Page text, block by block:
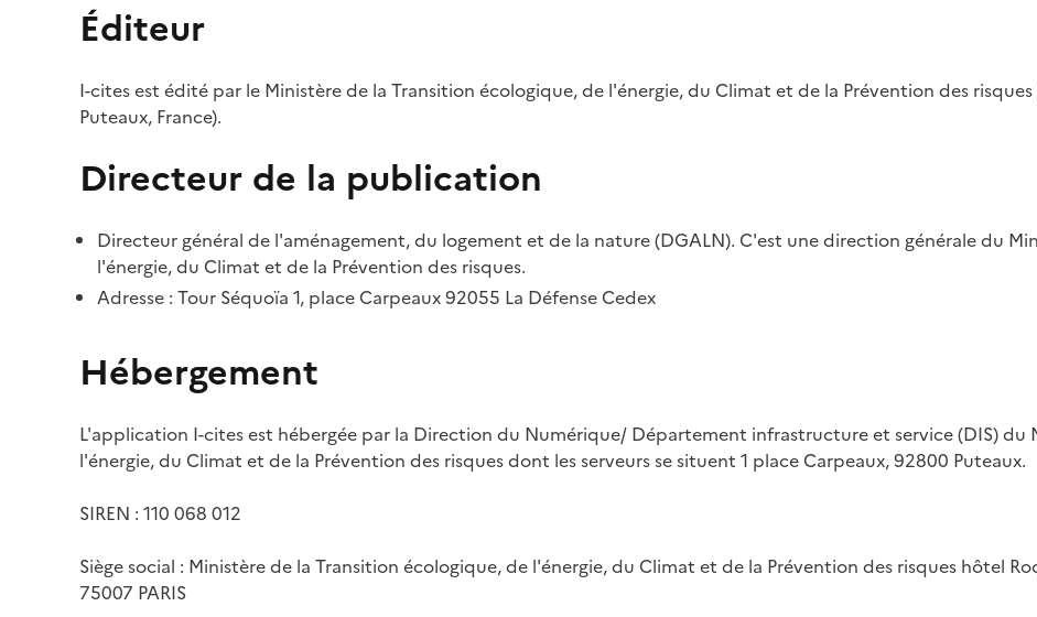
Éditeur
I-cites est édité par le Ministère de la Transition écologique, de l'énergie, du Climat et de la Prévention des risques
Puteaux, France).
Directeur de la publication
Directeur général de l'aménagement, du logement et de la nature (DGALN). C'est une direction générale du
l'énergie, du Climat et de la Prévention des risques.
Adresse : Tour Séquoïa 1, place Carpeaux 92055 La Défense Cedex
Hébergement
L'application I-cites est hébergée par la Direction du Numérique/ Département infrastructure et service (DIS) du
l'énergie, du Climat et de la Prévention des risques dont les serveurs se situent 1 place Carpeaux, 92800 Puteaux.
SIREN : 110 068 012
Siège social : Ministère de la Transition écologique, de l'énergie, du Climat et de la Prévention des risques hôtel
75007 PARIS